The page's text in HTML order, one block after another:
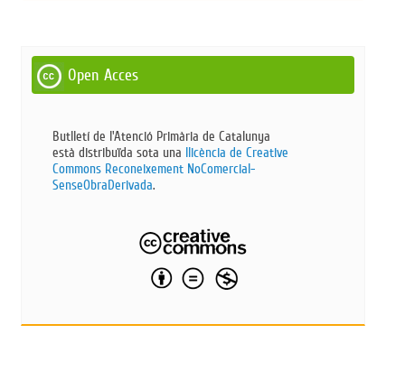
Open Acces
Butlletí de l'Atenció Primària de Catalunya
està distribuïda sota una llicència de Creative
Commons Reconeixement NoComercial-
SenseObraDerivada​.